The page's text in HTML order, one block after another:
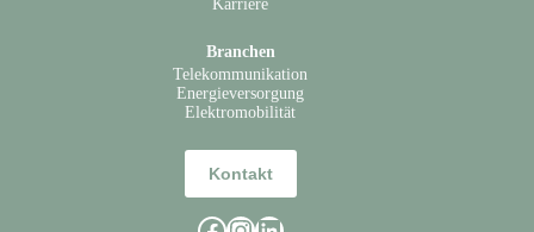
Karriere
Branchen
Telekommunikation
Energieversorgung
Elektromobilität
Kontakt